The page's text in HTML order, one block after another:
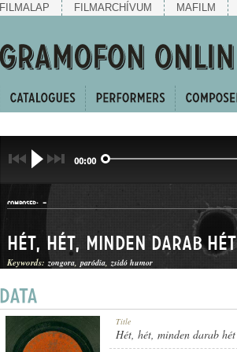
FILMALAP FILMARCHÍVUM MAFILM
00:00
COMPOSER: -
KUPLÉ
Hét, hét, minden darab hét
Keywords: zongora paródia zsidó humor
Title
Hét, hét, minden darab hét